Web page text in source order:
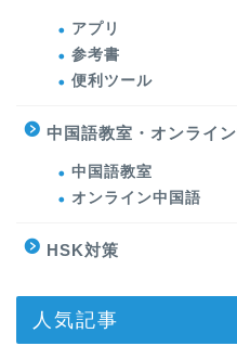
アプリ
参考書
便利ツール
中国語教室・オンライ
中国語教室
オンライン中国語
HSK対策
人気記事